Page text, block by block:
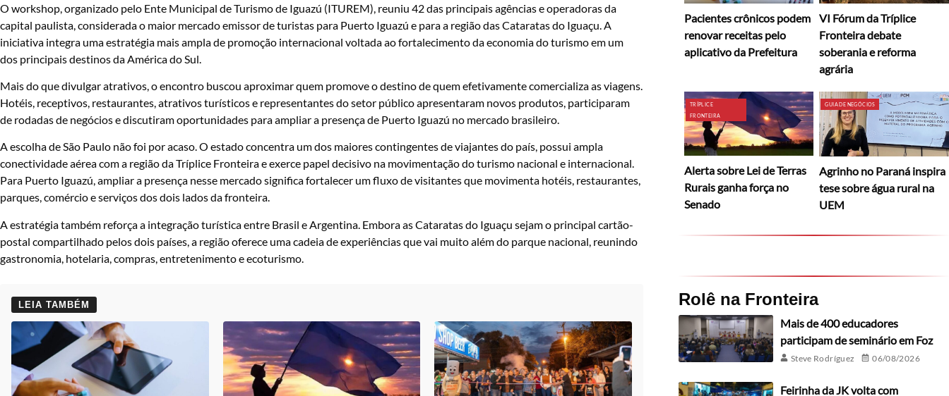
O workshop, organizado pelo Ente Municipal de Turismo de Iguazú (ITUREM), reuniu 42 das principais agências e operadoras da
capital paulista, considerada o maior mercado emissor de turistas para Puerto Iguazú e para a região das Cataratas do Iguaçu. A
iniciativa integra uma estratégia mais ampla de promoção internacional voltada ao fortalecimento da economia do turismo em um
dos principais destinos da América do Sul.
Mais do que divulgar atrativos, o encontro buscou aproximar quem promove o destino de quem efetivamente comercializa as viagens.
Hotéis, receptivos, restaurantes, atrativos turísticos e representantes do setor público apresentaram novos produtos, participaram
de rodadas de negócios e discutiram oportunidades para ampliar a presença de Puerto Iguazú no mercado brasileiro.
A escolha de São Paulo não foi por acaso. O estado concentra um dos maiores contingentes de viajantes do país, possui ampla
conectividade aérea com a região da Tríplice Fronteira e exerce papel decisivo na movimentação do turismo nacional e internacional.
Para Puerto Iguazú, ampliar a presença nesse mercado significa fortalecer um fluxo de visitantes que movimenta hotéis, restaurantes,
parques, comércio e serviços dos dois lados da fronteira.
A estratégia também reforça a integração turística entre Brasil e Argentina. Embora as Cataratas do Iguaçu sejam o principal cartão-
postal compartilhado pelos dois países, a região oferece uma cadeia de experiências que vai muito além do parque nacional, reunindo
gastronomia, hotelaria, compras, entretenimento e ecoturismo.
LEIA TAMBÉM
Pacientes crônicos podem
renovar receitas pelo
aplicativo da Prefeitura
VI Fórum da Tríplice
Fronteira debate
soberania e reforma
agrária
TRÍPLICE
FRONTEIRA
Alerta sobre Lei de Terras
Rurais ganha força no
Senado
GUIA DE NEGÓCIOS
Agrinho no Paraná inspira
tese sobre água rural na
UEM
Rolê na Fronteira
Mais de 400 educadores
participam de seminário em Foz
Steve Rodríguez 06/08/2026
Feirinha da JK volta com